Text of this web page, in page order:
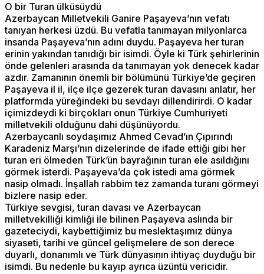
O bir Turan ülküsüydü
Azerbaycan Milletvekili Ganire Paşayeva’nın vefatı
tanıyan herkesi üzdü. Bu vefatla tanımayan milyonlarca
insanda Paşayeva’nın adını duydu. Paşayeva her turan
erinin yakından tanıdığı bir isimdi. Öyle ki Türk şehirlerinin
önde gelenleri arasında da tanımayan yok denecek kadar
azdır. Zamanının önemli bir bölümünü Türkiye’de geçiren
Paşayeva il il, ilçe ilçe gezerek turan davasını anlatır, her
platformda yüreğindeki bu sevdayı dillendirirdi. O kadar
içimizdeydi ki birçokları onun Türkiye Cumhuriyeti
milletvekili olduğunu dahi düşünüyordu.
Azerbaycanlı soydaşımız Ahmed Cevad’ın Çıpırındı
Karadeniz Marşı’nın dizelerinde de ifade ettiği gibi her
turan eri ölmeden Türk’ün bayrağının turan ele asıldığını
görmek isterdi. Paşayeva’da çok istedi ama görmek
nasip olmadı. İnşallah rabbim tez zamanda turanı görmeyi
bizlere nasip eder.
Türkiye sevgisi, turan davası ve Azerbaycan
milletvekilliği kimliği ile bilinen Paşayeva aslında bir
gazeteciydi, kaybettiğimiz bu meslektaşımız dünya
siyaseti, tarihi ve güncel gelişmelere de son derece
duyarlı, donanımlı ve Türk dünyasının ihtiyaç duyduğu bir
isimdi. Bu nedenle bu kayıp ayrıca üzüntü vericidir.